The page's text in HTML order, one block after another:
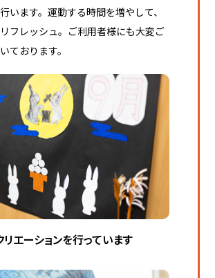
います。運動する時間を増やして、
フレッシュ。ご利用者様にも大変ご
ております。
エーションを行っています